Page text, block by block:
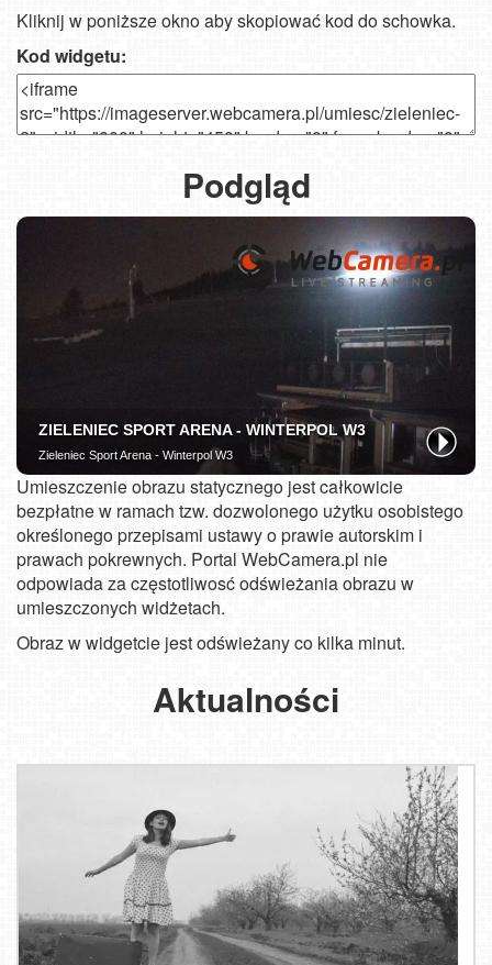
Kliknij w poniższe okno aby skopiować kod do schowka.
Kod widgetu:
Podgląd
Umieszczenie obrazu statycznego jest całkowicie
bezpłatne w ramach tzw. dozwolonego użytku osobistego
określonego przepisami ustawy o prawie autorskim i
prawach pokrewnych. Portal WebCamera.pl nie
odpowiada za częstotliwosć odświeżania obrazu w
umieszczonych widżetach.
Obraz w widgetcie jest odświeżany co kilka minut.
Aktualności